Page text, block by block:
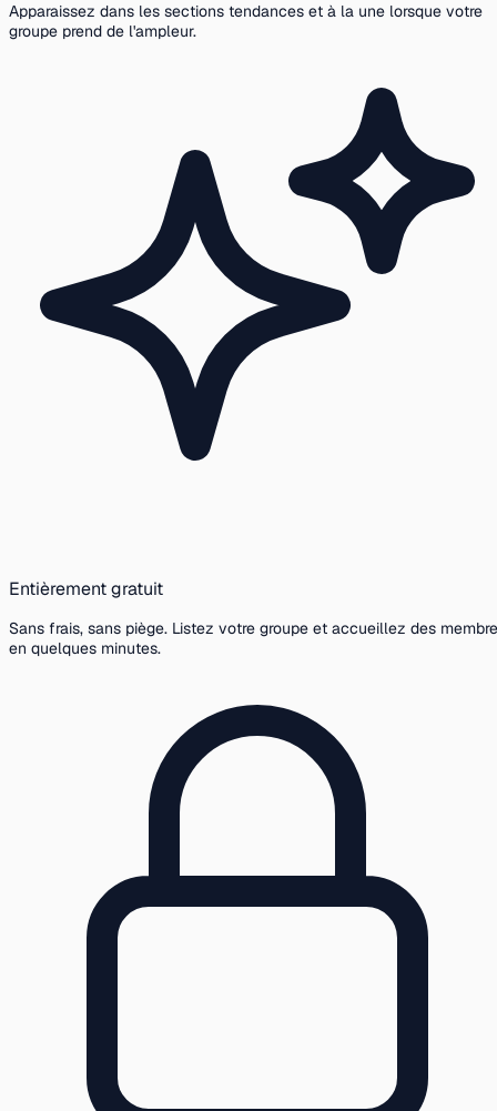
Apparaissez dans les sections tendances et à la une lorsque votre
groupe prend de l'ampleur.
Entièrement gratuit
Sans frais, sans piège. Listez votre groupe et accueillez des
en quelques minutes.